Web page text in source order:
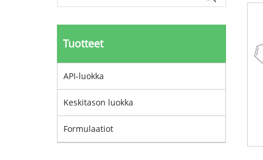
Tuotteet
API-luokka
Keskitason luokka
Formulaatiot